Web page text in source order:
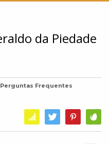
Perguntas Frequentes